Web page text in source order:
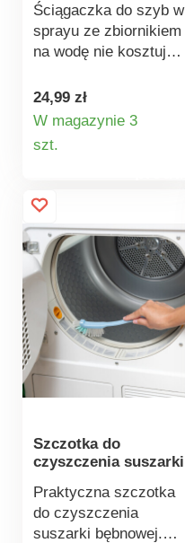
Ściągaczka do szyb w
sprayu ze zbiornikiem
na wodę nie kosztuje
pieniędzy. Sprawia, że
mycie okien staje się
przyjemnością!
24,99 zł
W magazynie 3
szt.
Szczotka do
czyszczenia suszarki
Praktyczna szczotka
do czyszczenia
suszarki bębnowej.